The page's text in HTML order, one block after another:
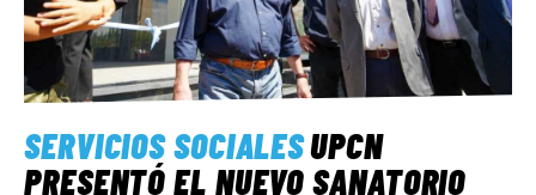
SERVICIOS SOCIALESUPCN
PRESENTÓ EL NUEVO SANATORIO